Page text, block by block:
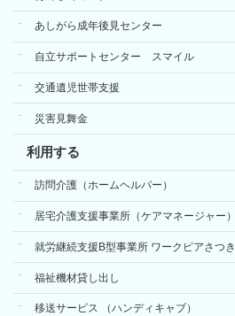
あしがら成年後見センター
自立サポートセンター スマイル
交通遺児世帯支援
災害見舞金
利用する
訪問介護（ホームヘルパー）
居宅介護支援事業所（ケアマネージャー）
就労継続支援B型事業所 ワークピアさつき
福祉機材貸し出し
移送サービス （ハンディキャブ）